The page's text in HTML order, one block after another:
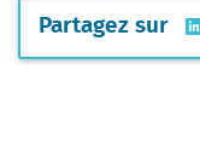
Partagez sur